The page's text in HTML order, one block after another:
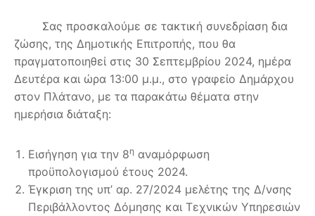
Σας προσκαλούμε σε τακτική συνεδρίαση δια
ζώσης, της Δημοτικής Επιτροπής, που θα
πραγματοποιηθεί στις 30 Σεπτεμβρίου 2024, ημέρα
Δευτέρα και ώρα 13:00 μ.μ., στο γραφείο Δημάρχου
στον Πλάτανο, με τα παρακάτω θέματα στην
ημερήσια διάταξη:
Εισήγηση για την 8η αναμόρφωση
προϋπολογισμού έτους 2024.
Έγκριση της υπ’ αρ. 27/2024 μελέτης της Δ/νσης
Περιβάλλοντος Δόμησης και Τεχνικών Υπηρεσιών